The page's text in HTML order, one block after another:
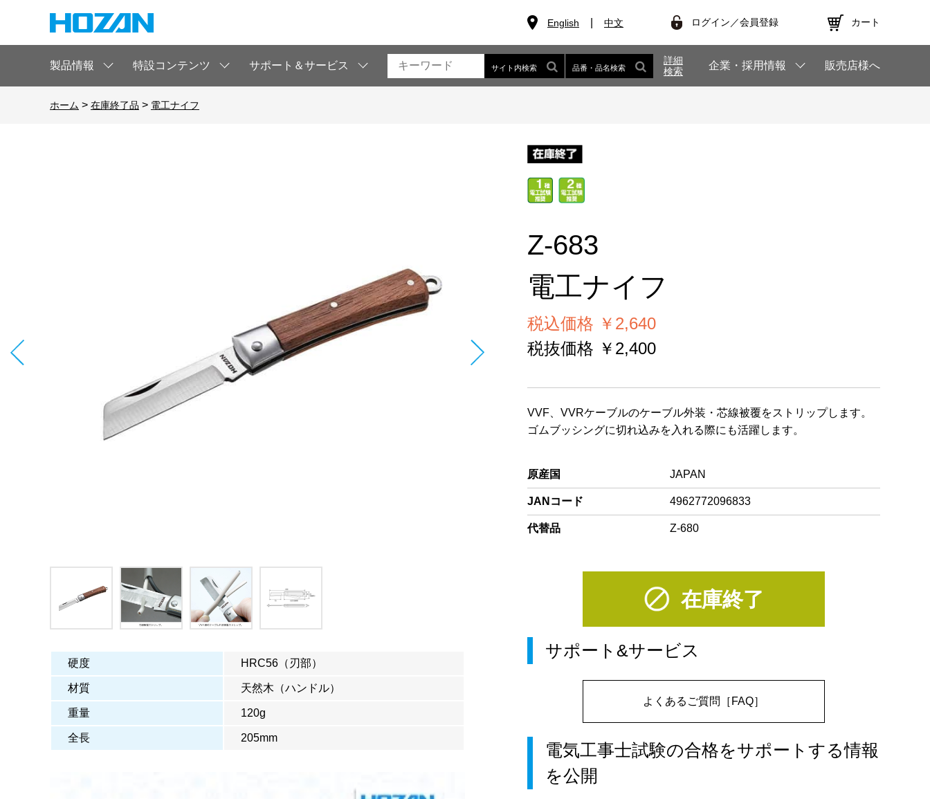
English 中文 ログイン／会員登録 カート
製品情報 特設コンテンツ サポート＆サービス サイト内検索 品番・品名検索
詳細
検索
企業・採用情報 販売店様へ
ホーム > 在庫終了品 > 電工ナイフ
硬度 HRC56（刃部）
材質 天然木（ハンドル）
重量 120g
全長 205mm
Z-683
電工ナイフ
税込価格 ￥2,640
税抜価格 ￥2,400
VVF、VVRケーブルのケーブル外装・芯線被覆をストリップします。
ゴムブッシングに切れ込みを入れる際にも活躍します。
原産国 JAPAN
JANコード 4962772096833
代替品 Z-680
在庫終了
サポート&サービス
よくあるご質問［FAQ］
電気工事士試験の合格をサポートする情報
を公開